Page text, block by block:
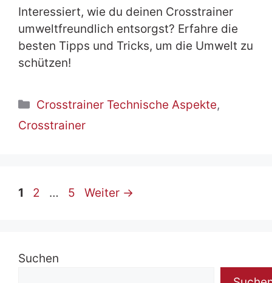
Interessiert, wie du deinen Crosstrainer
umweltfreundlich entsorgst? Erfahre die
besten Tipps und Tricks, um die Umwelt zu
schützen!
Kategorien
Crosstrainer Technische Aspekte,
Crosstrainer
Seite
1 Seite
2 … Seite
5 Weiter →
Suchen